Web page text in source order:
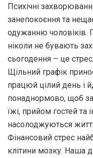
Психічні
занепокоєння та
одужанню чоловіків.
ніколи не бувають
сьогодення – це
Щільний графік
працюй цілий день і
понаднормово, щоб
їжі, прийом гостей
насолоджуються
Фінансовий стрес
клітини мозку. Наша